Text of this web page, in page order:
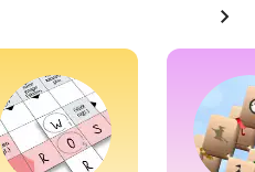
chevron_right